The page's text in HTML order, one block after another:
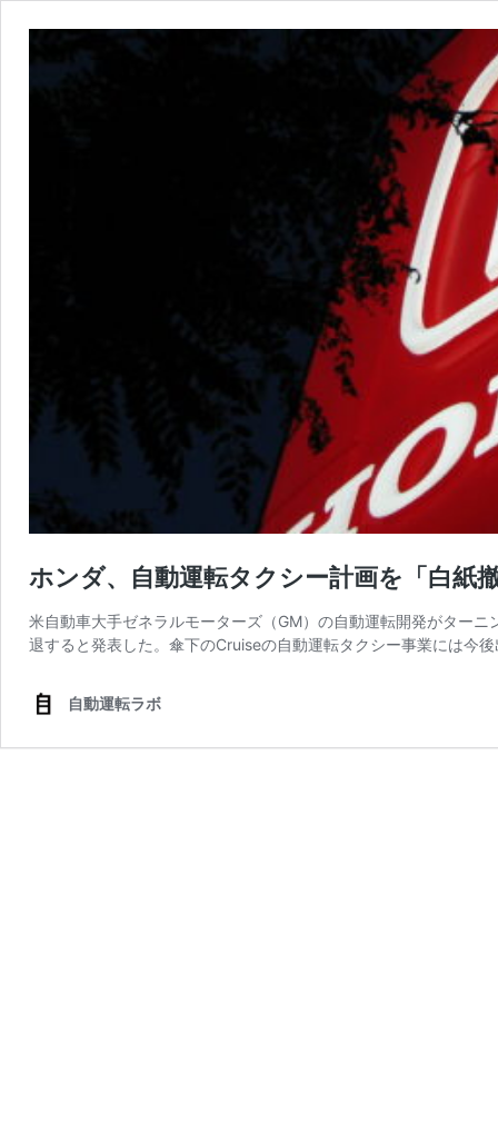
ホンダ、自動運転タクシー計画を「白
米自動車大手ゼネラルモーターズ（GM）の自動運転開発がター
退すると発表した。傘下のCruiseの自動運転タクシー事業には今
自動運転ラボ